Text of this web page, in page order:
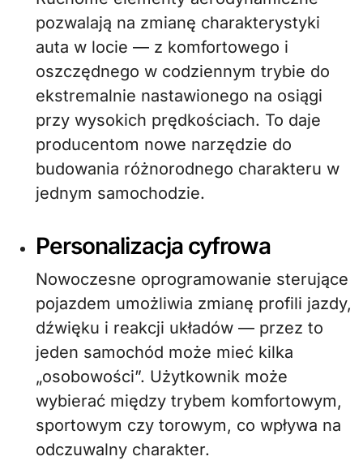
pozwalają na zmianę charakterystyki
auta w locie — z komfortowego i
oszczędnego w codziennym trybie do
ekstremalnie nastawionego na osiągi
przy wysokich prędkościach. To daje
producentom nowe narzędzie do
budowania różnorodnego charakteru w
jednym samochodzie.
Personalizacja cyfrowa
Nowoczesne oprogramowanie sterujące
pojazdem umożliwia zmianę profili jazdy,
dźwięku i reakcji układów — przez to
jeden samochód może mieć kilka
„osobowości”. Użytkownik może
wybierać między trybem komfortowym,
sportowym czy torowym, co wpływa na
odczuwalny charakter.